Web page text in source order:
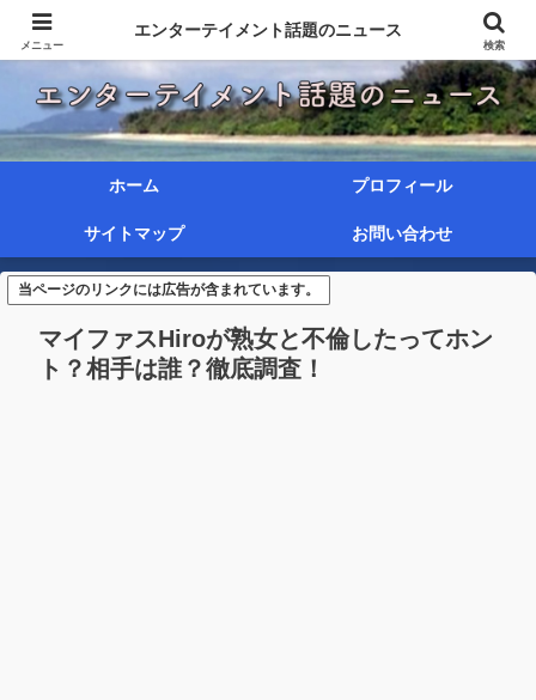
ホーム プロフィール
サイトマップ お問い合わせ
当ページのリンクには広告が含まれています。
マイファスHiroが熟女と不倫したってホン
ト？相手は誰？徹底調査！
メニュー
エンターテイメント話題のニュース
検索